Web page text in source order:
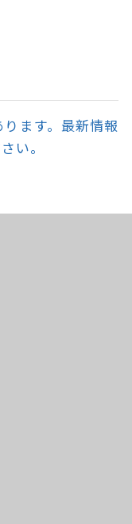
ます。最新情報
い。